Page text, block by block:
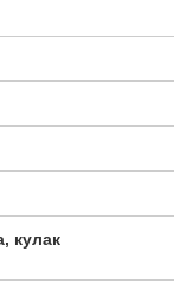
кулак